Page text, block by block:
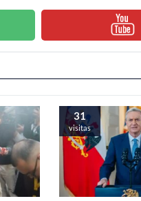
31
visitas